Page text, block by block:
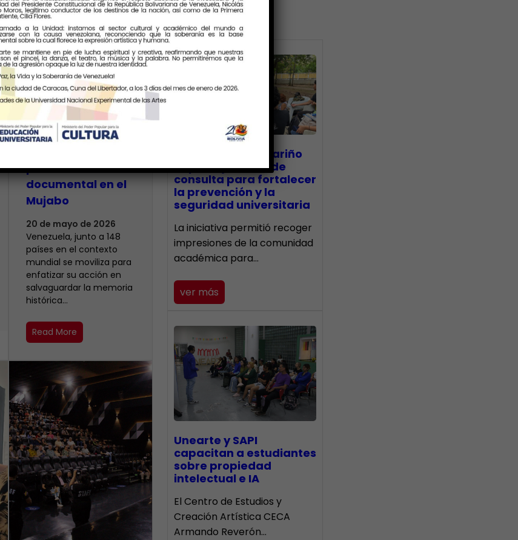
Exposición «Une-
Palabras» rinde
patrimonio
documental en el
Mujabo
20 de mayo de 2026
Venezuela, junto a 148
países en el contexto
mundial se moviliza para
enfatizar su acción en
salvaguardar la memoria
histórica…
Read More
Últimas Noticias
CECA Santiago Mariño
impulsó jornada de
consulta para fortalecer
la prevención y la
seguridad universitaria
La iniciativa permitió recoger
impresiones de la comunidad
académica para…
ver más
Unearte y SAPI
capacitan a estudiantes
sobre propiedad
intelectual e IA
El Centro de Estudios y
Creación Artística CECA
Armando Reverón…